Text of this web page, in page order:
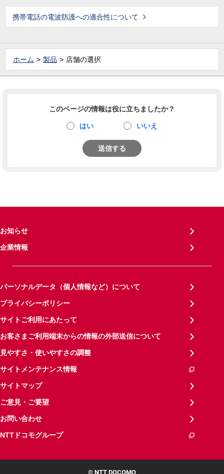
携帯電話の電波防護への適合性について
ホーム 製品 店舗の選択
このページの情報は役に立ちましたか？
はい いいえ
送信する
お知らせ
企業情報
パーソナルデータ（個人情報など）について
プライバシーポリシー
サイトご利用にあたって
お客さまご利用端末からの情報の外部送信について
見やすさ・使いやすさの調整
サイトメンテナンス情報
サイトマップ
ご意見・ご要望
お問い合わせ
NTTドコモグループ
© NTT DOCOMO